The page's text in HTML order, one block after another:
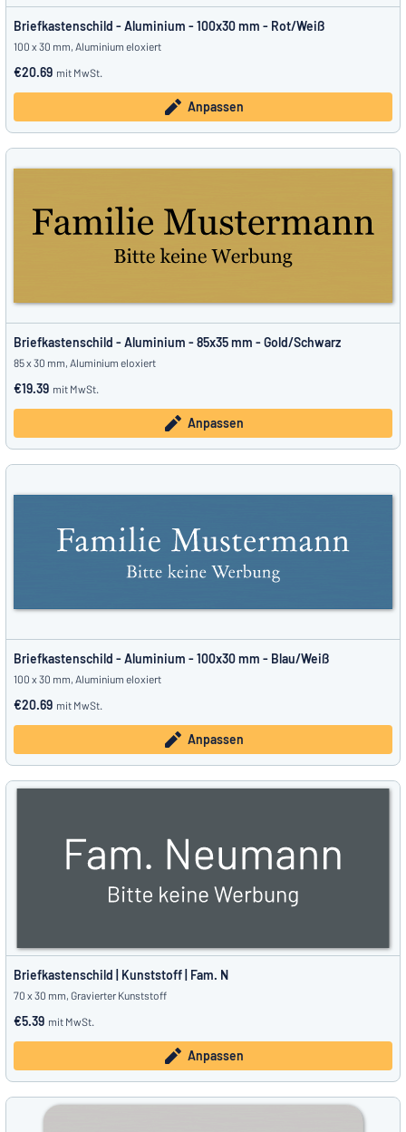
Briefkastenschild - Aluminium - 100x30 mm - Rot/Weiß
100 x 30 mm, Aluminium eloxiert
€20.69 mit MwSt.
Anpassen
Briefkastenschild - Aluminium - 85x35 mm - Gold/Schwarz
85 x 30 mm, Aluminium eloxiert
€19.39 mit MwSt.
Anpassen
Briefkastenschild - Aluminium - 100x30 mm - Blau/Weiß
100 x 30 mm, Aluminium eloxiert
€20.69 mit MwSt.
Anpassen
Briefkastenschild | Kunststoff | Fam. N
70 x 30 mm, Gravierter Kunststoff
€5.39 mit MwSt.
Anpassen